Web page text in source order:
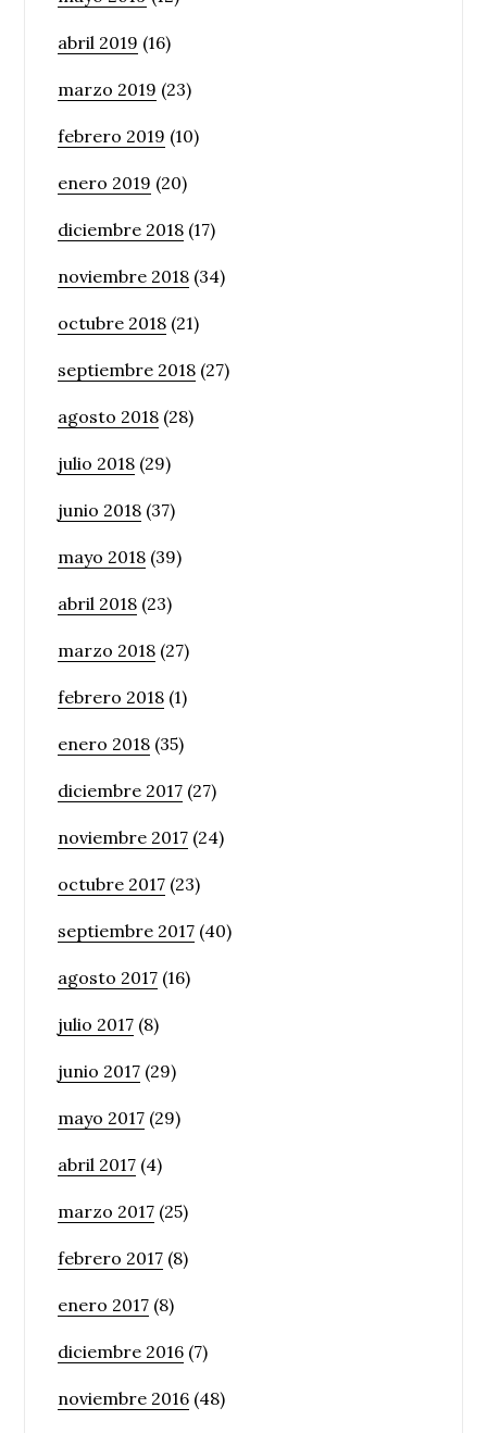
abril 2019 (16)
marzo 2019 (23)
febrero 2019 (10)
enero 2019 (20)
diciembre 2018 (17)
noviembre 2018 (34)
octubre 2018 (21)
septiembre 2018 (27)
agosto 2018 (28)
julio 2018 (29)
junio 2018 (37)
mayo 2018 (39)
abril 2018 (23)
marzo 2018 (27)
febrero 2018 (1)
enero 2018 (35)
diciembre 2017 (27)
noviembre 2017 (24)
octubre 2017 (23)
septiembre 2017 (40)
agosto 2017 (16)
julio 2017 (8)
junio 2017 (29)
mayo 2017 (29)
abril 2017 (4)
marzo 2017 (25)
febrero 2017 (8)
enero 2017 (8)
diciembre 2016 (7)
noviembre 2016 (48)